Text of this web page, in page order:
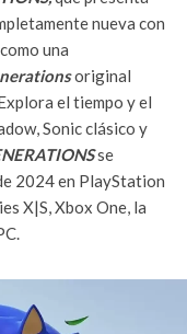
nueva con
una
original
el tiempo y el
Sonic clásico y
se
2024 en PlayStation
X|S, Xbox One, la